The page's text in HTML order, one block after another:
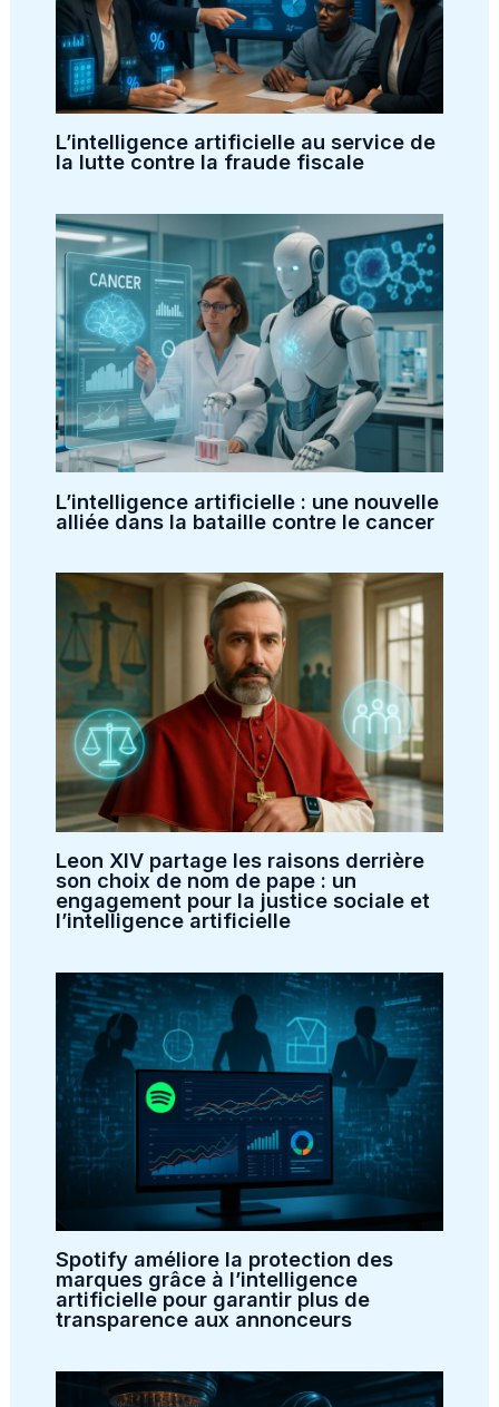
L’intelligence artificielle au service de
la lutte contre la fraude fiscale
L’intelligence artificielle : une nouvelle
alliée dans la bataille contre le cancer
Leon XIV partage les raisons derrière
son choix de nom de pape : un
engagement pour la justice sociale et
l’intelligence artificielle
Spotify améliore la protection des
marques grâce à l’intelligence
artificielle pour garantir plus de
transparence aux annonceurs